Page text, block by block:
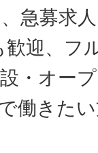
急募求
迎、フ
・オー
働きた